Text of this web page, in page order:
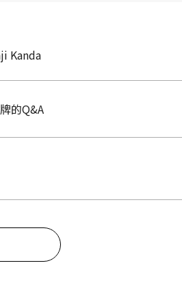
Kanda
的Q&A